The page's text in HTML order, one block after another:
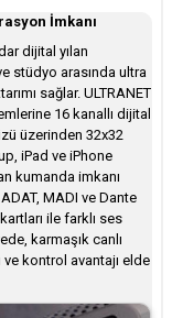
İmkanı
dijital yılan
stüdyo arasında ultra
sağlar. ULTRANET
16 kanallı dijital
üzerinden 32x32
iPad ve iPhone
kumanda imkanı
MADI ve Dante
ile farklı ses
karmaşık canlı
kontrol avantajı elde